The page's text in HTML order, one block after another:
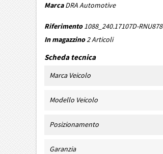
Marca DRA Automotive
Riferimento 1088_240.17107D-RNU878
In magazzino2 Articoli
Scheda tecnica
Marca Veicolo
Modello Veicolo
Posizionamento
Garanzia